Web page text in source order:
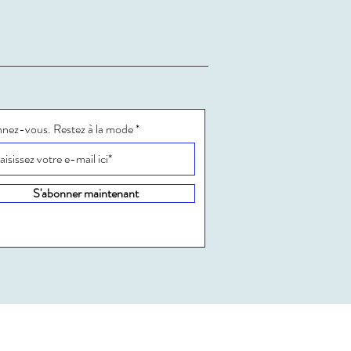
vous. Restez à la mode
S'abonner maintenant